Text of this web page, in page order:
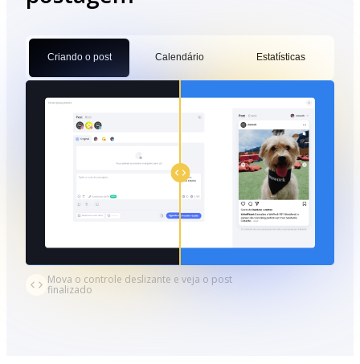
Criando o post Calendário Estatísticas
Mova o controle deslizante e veja o post
finalizado